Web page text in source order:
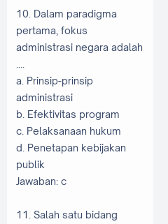
10. Dalam paradigma
pertama, fokus
administrasi negara adalah
a. Prinsip-prinsip
administrasi
b. Efektivitas program
c. Pelaksanaan hukum
d. Penetapan kebijakan
publik
Jawaban: c
11. Salah satu bidang